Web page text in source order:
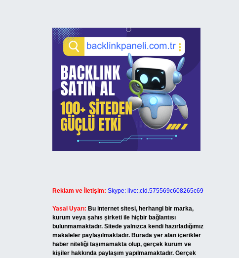
Reklam ve İletişim: Skype: live:.cid.575569c608265c69
Yasal Uyarı: Bu internet sitesi, herhangi bir marka,
kurum veya şahıs şirketi ile hiçbir bağlantısı
bulunmamaktadır. Sitede yalnızca kendi hazırladığımız
makaleler paylaşılmaktadır. Burada yer alan içerikler
haber niteliği taşımamakta olup, gerçek kurum ve
kişiler hakkında paylaşım yapılmamaktadır. Gerçek